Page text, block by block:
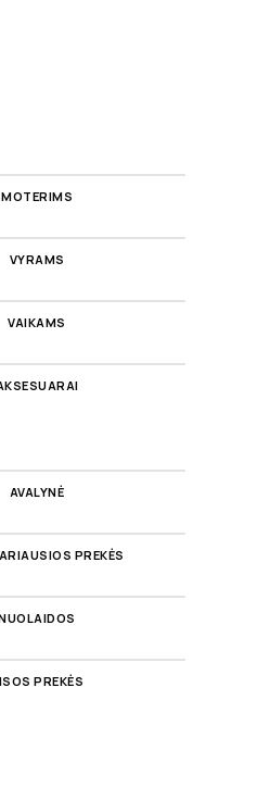
MOTERIMS
VYRAMS
VAIKAMS
AVALYNĖ
PREKĖS
PREKĖS